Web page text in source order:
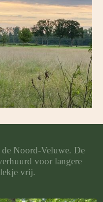
Noord-Veluwe. De
voor langere
vrij.